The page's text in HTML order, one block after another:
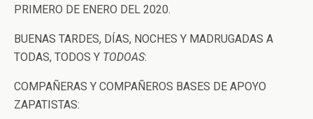
PRIMERO DE ENERO DEL 2020.
BUENAS TARDES, DÍAS, NOCHES Y MADRUGADAS A
TODAS, TODOS Y TODOAS:
COMPAÑERAS Y COMPAÑEROS BASES DE APOYO
ZAPATISTAS: